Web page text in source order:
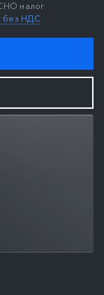
налог
без НДС